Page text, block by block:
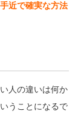
近で確実な方法
人の違いは何か
うことになるで